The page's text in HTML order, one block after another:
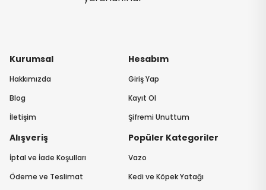
Kurumsal
Hakkımızda
Blog
İletişim
Hesabım
Giriş Yap
Kayıt Ol
Şifremi Unuttum
Alışveriş
İptal ve İade Koşulları
Ödeme ve Teslimat
Popüler Kategoriler
Vazo
Kedi ve Köpek Yatağı